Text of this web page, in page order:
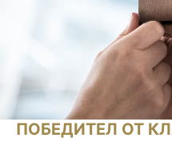
ПОБЕДИТЕЛ ОТ